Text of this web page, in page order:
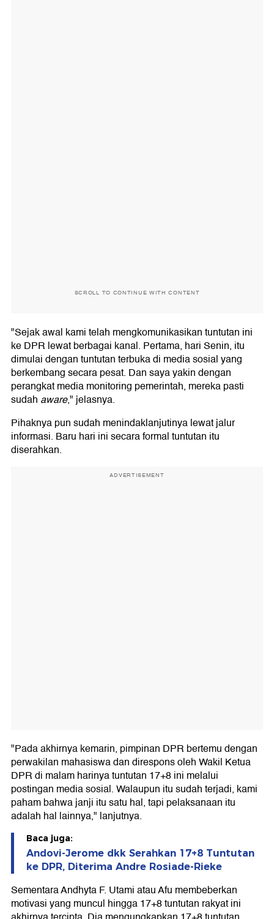
SCROLL TO CONTINUE WITH CONTENT
"Sejak awal kami telah mengkomunikasikan tuntutan ini
ke DPR lewat berbagai kanal. Pertama, hari Senin, itu
dimulai dengan tuntutan terbuka di media sosial yang
berkembang secara pesat. Dan saya yakin dengan
perangkat media monitoring pemerintah, mereka pasti
sudah aware," jelasnya.
Pihaknya pun sudah menindaklanjutinya lewat jalur
informasi. Baru hari ini secara formal tuntutan itu
diserahkan.
ADVERTISEMENT
"Pada akhirnya kemarin, pimpinan DPR bertemu dengan
perwakilan mahasiswa dan direspons oleh Wakil Ketua
DPR di malam harinya tuntutan 17+8 ini melalui
postingan media sosial. Walaupun itu sudah terjadi, kami
paham bahwa janji itu satu hal, tapi pelaksanaan itu
adalah hal lainnya," lanjutnya.
Baca juga:
Andovi-Jerome dkk Serahkan 17+8 Tuntutan
ke DPR, Diterima Andre Rosiade-Rieke
Sementara Andhyta F. Utami atau Afu membeberkan
motivasi yang muncul hingga 17+8 tuntutan rakyat ini